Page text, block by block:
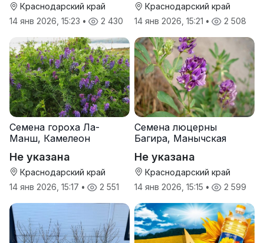
Краснодарский край
14 янв 2026, 15:23 • 2 430
Краснодарский край
14 янв 2026, 15:21 • 2 508
Семена гороха Ла-
Манш, Камелеон
Не указана
Краснодарский край
14 янв 2026, 15:17 • 2 551
Семена люцерны
Багира, Манычская
Не указана
Краснодарский край
14 янв 2026, 15:15 • 2 599